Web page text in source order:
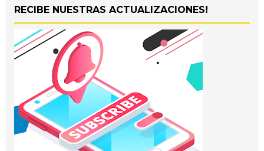
RECIBE NUESTRAS ACTUALIZACIONES!